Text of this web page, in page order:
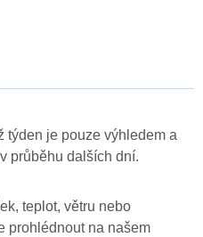
týden je pouze výhledem a
průběhu dalších dní.
teplot, větru nebo
prohlédnout na našem